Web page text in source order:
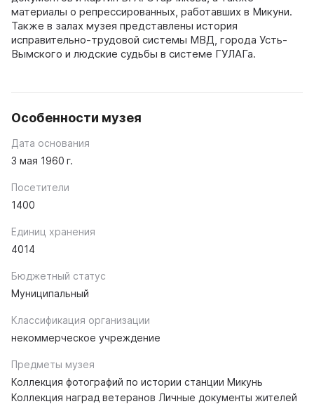
материалы о репрессированных, работавших в Микуни.
Также в залах музея представлены история
исправительно-трудовой системы МВД, города Усть-
Вымского и людские судьбы в системе ГУЛАГа.
Особенности музея
Дата основания
3 мая 1960 г.
Посетители
1400
Единиц хранения
4014
Бюджетный статус
Муниципальный
Классификация организации
некоммерческое учреждение
Предметы музея
Коллекция фотографий по истории станции Микунь
Коллекция наград ветеранов Личные документы жителей